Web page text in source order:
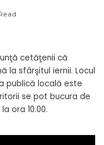
cetăţenii că
la sfârşitul iernii. Locul
publică locală este
se pot bucura de
ora 10.00.